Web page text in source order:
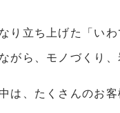
り立ち上げた「い
がら、モノづくり
は、たくさんのお